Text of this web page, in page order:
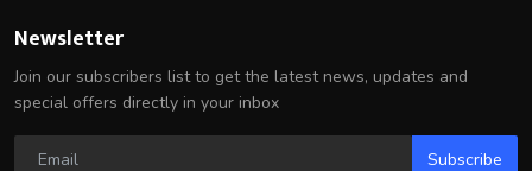
Newsletter
Join our subscribers list to get the latest news, updates and
special offers directly in your inbox
Subscribe